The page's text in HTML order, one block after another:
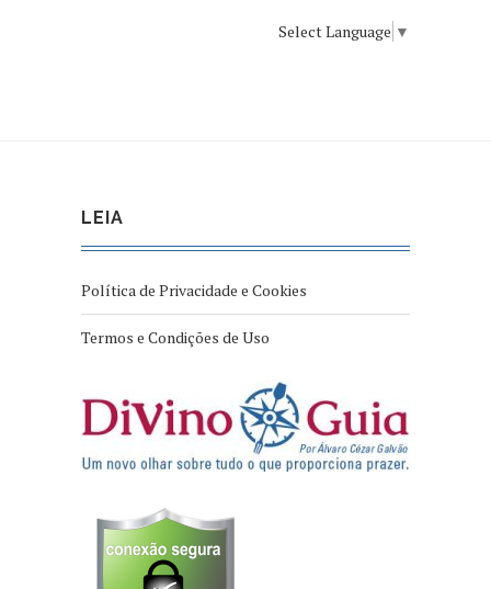
Select Language ▼
LEIA
Política de Privacidade e Cookies
Termos e Condições de Uso